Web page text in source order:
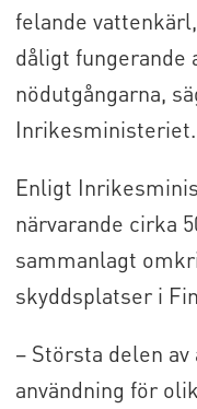
felande
dåligt fungerande
nödutgångarna,
Inrikesministeriet.
Enligt
närvarande cirka
sammanlagt
skyddsplatser i
– Största delen
användning för